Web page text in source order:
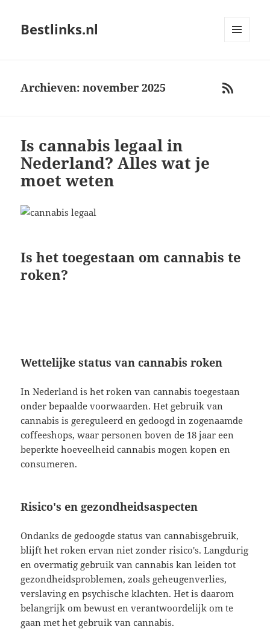
Bestlinks.nl
RSS
Archieven: november 2025
Is cannabis legaal in
Nederland? Alles wat je
moet weten
Is het toegestaan om cannabis te
roken?
Wettelijke status van cannabis roken
In Nederland is het roken van cannabis toegestaan
onder bepaalde voorwaarden. Het gebruik van
cannabis is gereguleerd en gedoogd in zogenaamde
coffeeshops, waar personen boven de 18 jaar een
beperkte hoeveelheid cannabis mogen kopen en
consumeren.
Risico's en gezondheidsaspecten
Ondanks de gedoogde status van cannabisgebruik,
blijft het roken ervan niet zonder risico's. Langdurig
en overmatig gebruik van cannabis kan leiden tot
gezondheidsproblemen, zoals geheugenverlies,
verslaving en psychische klachten. Het is daarom
belangrijk om bewust en verantwoordelijk om te
gaan met het gebruik van cannabis.